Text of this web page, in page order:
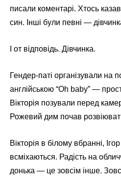
писали коментарі. Хтось
син. Інші були певні —
І от відповідь. Дівчинка.
Гендер-паті організували на
англійською “Oh baby” —
Вікторія позували перед
Рожевий дим почав
Вікторія в білому вбранні,
всміхаються. Радість на
донька — це зовсім інше.